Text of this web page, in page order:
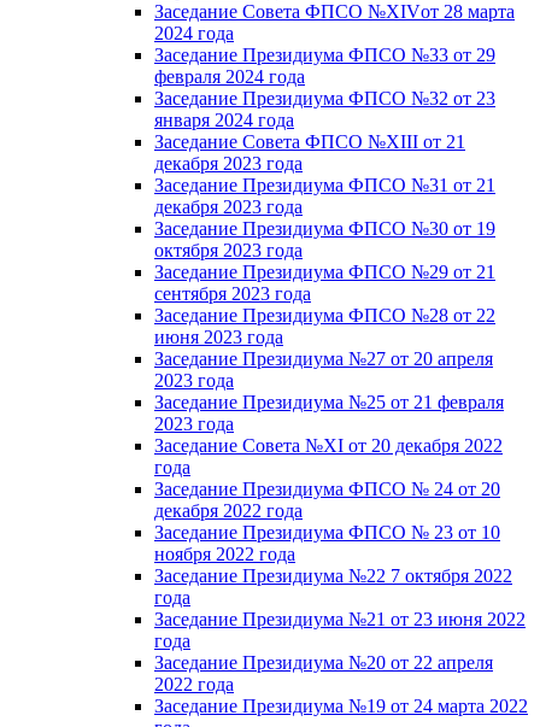
Заседание Совета ФПСО №XIVот 28 марта
2024 года
Заседание Президиума ФПСО №33 от 29
февраля 2024 года
Заседание Президиума ФПСО №32 от 23
января 2024 года
Заседание Совета ФПСО №XIII от 21
декабря 2023 года
Заседание Президиума ФПСО №31 от 21
декабря 2023 года
Заседание Президиума ФПСО №30 от 19
октября 2023 года
Заседание Президиума ФПСО №29 от 21
сентября 2023 года
Заседание Президиума ФПСО №28 от 22
июня 2023 года
Заседание Президиума №27 от 20 апреля
2023 года
Заседание Президиума №25 от 21 февраля
2023 года
Заседание Совета №XI от 20 декабря 2022
года
Заседание Президиума ФПСО № 24 от 20
декабря 2022 года
Заседание Президиума ФПСО № 23 от 10
ноября 2022 года
Заседание Президиума №22 7 октября 2022
года
Заседание Президиума №21 от 23 июня 2022
года
Заседание Президиума №20 от 22 апреля
2022 года
Заседание Президиума №19 от 24 марта 2022